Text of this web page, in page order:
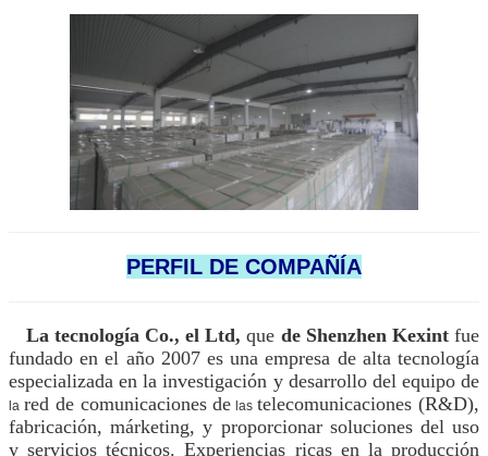
PERFIL DE COMPAÑÍA
La tecnología Co., el Ltd, que de Shenzhen Kexintfue
fundado en el año 2007 es una empresa de alta tecnología
especializada en la investigación y desarrollo del equipo de
la red de comunicaciones de lastelecomunicaciones (R&D),
fabricación, márketing, y proporcionar soluciones del uso
y servicios técnicos. Experiencias ricas en la producción